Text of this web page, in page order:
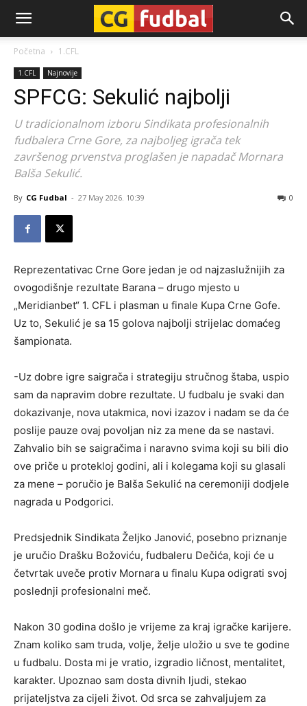
CG-
Fudbal
Početna 1.CFL
1.CFL Najnovije
SPFCG: Sekulić najbolji
U tradicionalnom izboru Sindikata profesionalnih
fudbalera Crne Gore, za najboljeg igrača tek
završenog prvenstva proglašen je napadač Mornara
Balša Sekulić.
By CG Fudbal - 27 May 2026. 10:39 0
Reprezentativac Crne Gore jedan je od najzaslužnijih za
ovogodišnje rezultate Barana – drugo mjesto u
„Meridianbet“ 1. CFL i plasman u finale Kupa Crne Gofe.
Uz to, Sekulić je sa 15 golova najbolji strijelac domaćeg
šampionata.
-Uz dobre igre saigrača i strategiju stručnog štaba, uspio
sam da napravim dobre rezultate. U fudbalu je svaki dan
dokazivanje, nova utakmica, novi izazov i nadam se da će
poslije pauze ovaj povoljan niz za mene da se nastavi.
Zahvalio bih se saigračima i naravno svima koji su bili dio
ove priče u protekloj godini, ali i kolegama koji su glasali
za mene – poručio je Balša Sekulić na ceremoniji dodjele
nagrada u Podgorici.
Predsjednik Sindikata Željko Janović, posebno priznanje
je uručio Drašku Božoviću, fudbaleru Dečića, koji će u
četvrtak uveče protiv Mornara u finalu Kupa odigrati svoj
poslednji profesionalni meč.
Nakon 30 godina došlo je vrijeme za kraj igračke karijere.
Znam koliko sam truda, volje, želje uložio u sve te godine
u fudbalu. Dosta mi je vratio, izgradio ličnost, mentalitet,
karakter. Upoznao sam dosta divnih ljudi, stekao
prijateljstva za cijeli život. Od srca se zahvaljujem za